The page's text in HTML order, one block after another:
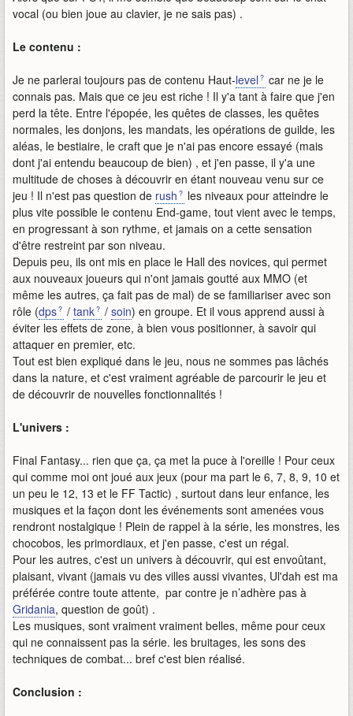
vocal (ou bien joue au clavier, je ne sais pas) .
Le contenu :
Je ne parlerai toujours pas de contenu Haut-level
car ne je le
connais pas. Mais que ce jeu est riche ! Il y'a tant à faire que j'en
perd la tête. Entre l'épopée, les quêtes de classes, les quêtes
normales, les donjons, les mandats, les opérations de guilde, les
aléas, le bestiaire, le craft que je n'ai pas encore essayé (mais
dont j'ai entendu beaucoup de bien) , et j'en passe, il y'a une
multitude de choses à découvrir en étant nouveau venu sur ce
jeu ! Il n'est pas question de rush
les niveaux pour atteindre le
plus vite possible le contenu End-game, tout vient avec le temps,
en progressant à son rythme, et jamais on a cette sensation
d'être restreint par son niveau.
Depuis peu, ils ont mis en place le Hall des novices, qui permet
aux nouveaux joueurs qui n'ont jamais goutté aux MMO (et
même les autres, ça fait pas de mal) de se familiariser avec son
rôle (dps / tank / soin) en groupe. Et il vous apprend aussi à
éviter les effets de zone, à bien vous positionner, à savoir qui
attaquer en premier, etc.
Tout est bien expliqué dans le jeu, nous ne sommes pas lâchés
dans la nature, et c'est vraiment agréable de parcourir le jeu et
de découvrir de nouvelles fonctionnalités !
L'univers :
Final Fantasy... rien que ça, ça met la puce à l'oreille ! Pour ceux
qui comme moi ont joué aux jeux (pour ma part le 6, 7, 8, 9, 10 et
un peu le 12, 13 et le FF Tactic) , surtout dans leur enfance, les
musiques et la façon dont les événements sont amenées vous
rendront nostalgique ! Plein de rappel à la série, les monstres, les
chocobos, les primordiaux, et j'en passe, c'est un régal.
Pour les autres, c'est un univers à découvrir, qui est envoûtant,
plaisant, vivant (jamais vu des villes aussi vivantes, Ul'dah est ma
préférée contre toute attente, par contre je n’adhère pas à
Gridania, question de goût) .
Les musiques, sont vraiment vraiment belles, même pour ceux
qui ne connaissent pas la série. les bruitages, les sons des
techniques de combat... bref c'est bien réalisé.
Conclusion :